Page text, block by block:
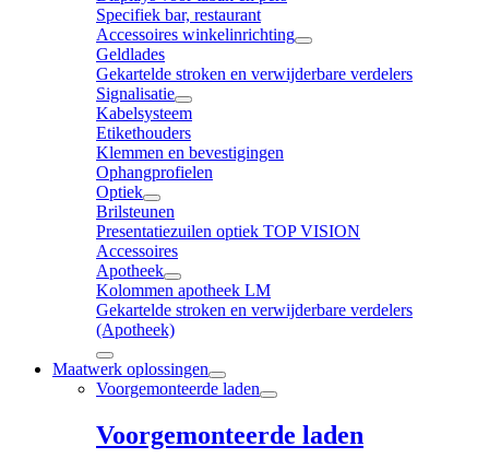
Specifiek bar, restaurant
Accessoires winkelinrichting
Geldlades
Gekartelde stroken en verwijderbare verdelers
Signalisatie
Kabelsysteem
Etikethouders
Klemmen en bevestigingen
Ophangprofielen
Optiek
Brilsteunen
Presentatiezuilen optiek TOP VISION
Accessoires
Apotheek
Kolommen apotheek LM
Gekartelde stroken en verwijderbare verdelers
(Apotheek)
Maatwerk oplossingen
Voorgemonteerde laden
Voorgemonteerde laden